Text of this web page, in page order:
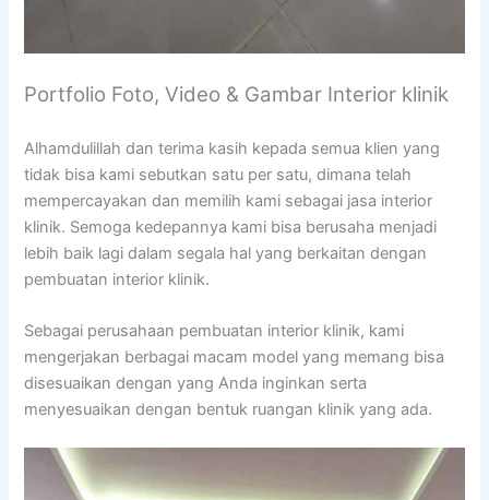
Portfolio Foto, Video & Gambar Interior klinik
Alhamdulillah dan terima kasih kepada semua klien yang
tidak bisa kami sebutkan satu per satu, dimana telah
mempercayakan dan memilih kami sebagai jasa interior
klinik. Semoga kedepannya kami bisa berusaha menjadi
lebih baik lagi dalam segala hal yang berkaitan dengan
pembuatan interior klinik.
Sebagai perusahaan pembuatan interior klinik, kami
mengerjakan berbagai macam model yang memang bisa
disesuaikan dengan yang Anda inginkan serta
menyesuaikan dengan bentuk ruangan klinik yang ada.